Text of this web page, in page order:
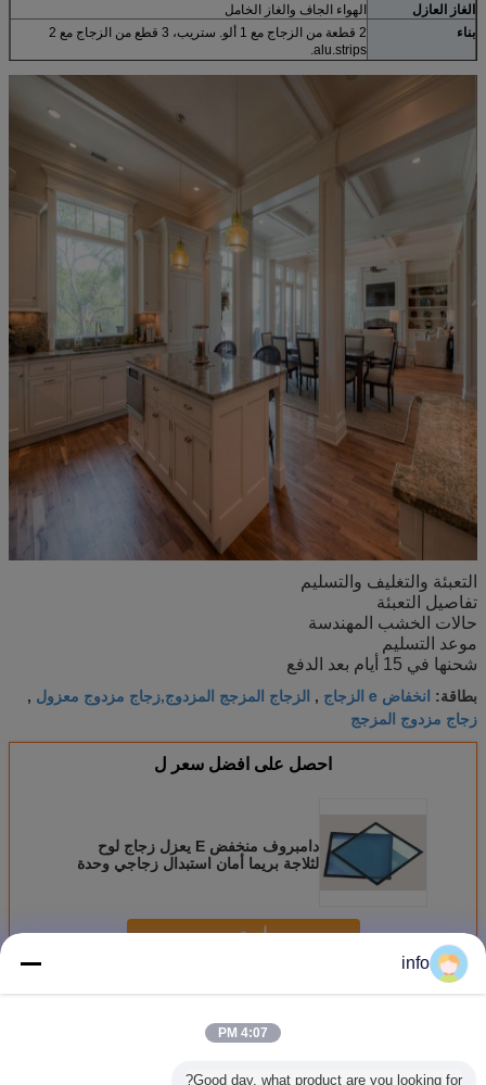
الغاز العازل
الهواء الجاف والغاز الخامل
بناء
2 قطعة من الزجاج مع 1 ألو. ستريب، 3 قطع من الزجاج مع 2
alu.strips.
التعبئة والتغليف والتسليم
تفاصيل التعبئة
حالات الخشب المهندسة
موعد التسليم
شحنها في 15 أيام بعد الدفع
بطاقة: انخفاض e الزجاج , الزجاج المزجج المزدوج,زجاج مزدوج معزول ,
زجاج مزدوج المزجج
احصل على افضل سعر ل
دامبروف منخفض E يعزل زجاج لوح
لثلاجة بريما أمان استبدال زجاجي وحدة
استمر
أكثرلوحات زجاجية معزولة
info
4:07 PM
Good day, what product are you looking for?